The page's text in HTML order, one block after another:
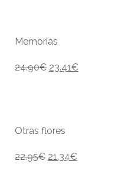
Memorias
24.90€ 23.41€
Otras flores
22.95€ 21.34€